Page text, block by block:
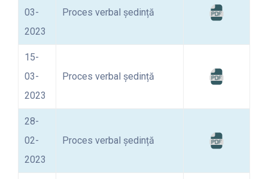
03-
2023
Proces verbal ședință
15-
03-
2023
Proces verbal ședință
28-
02-
2023
Proces verbal ședință